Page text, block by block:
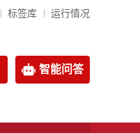
标签库 运行情况
智能问答